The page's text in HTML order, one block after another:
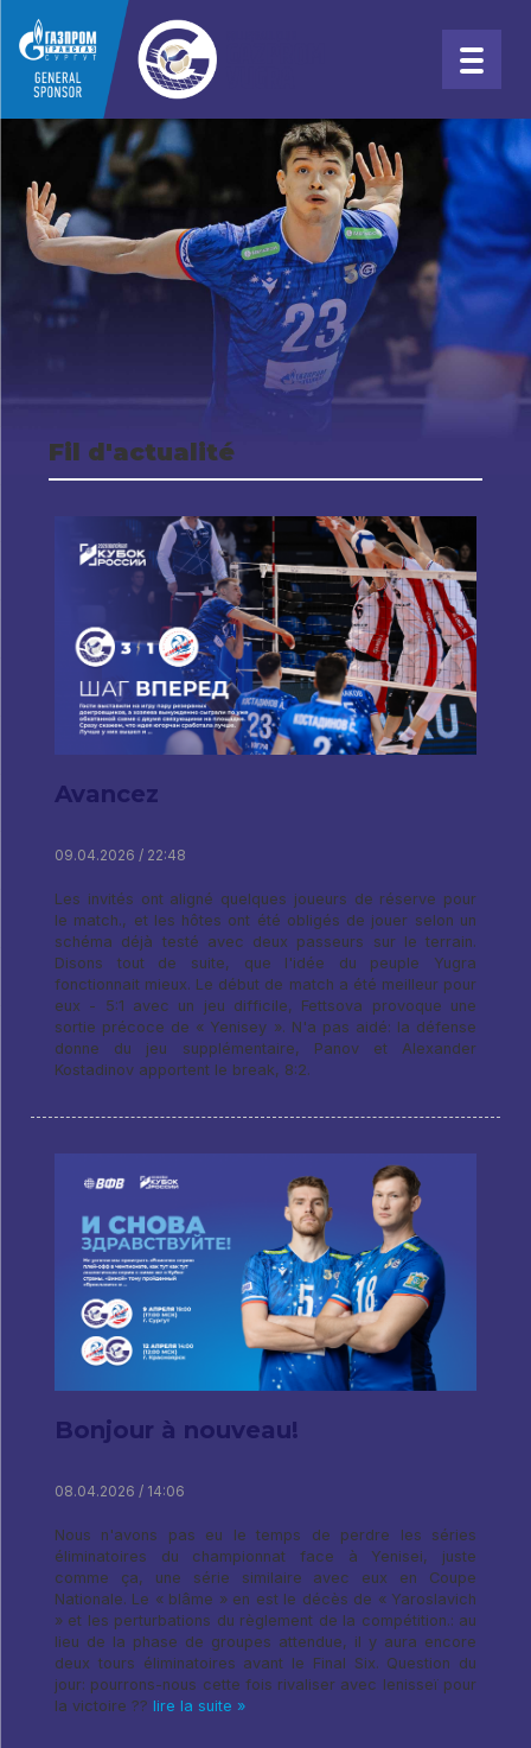
Fil d'actualité
Avancez
09.04.2026 / 22:48
Les invités ont aligné quelques joueurs de réserve pour
le match., et les hôtes ont été obligés de jouer selon un
schéma déjà testé avec deux passeurs sur le terrain.
Disons tout de suite, que l'idée du peuple Yugra
fonctionnait mieux. Le début de match a été meilleur pour
eux - 5:1 avec un jeu difficile, Fettsova provoque une
sortie précoce de « Yenisey ». N'a pas aidé: la défense
donne du jeu supplémentaire, Panov et Alexander
Kostadinov apportent le break, 8:2.
Bonjour à nouveau!
08.04.2026 / 14:06
Nous n'avons pas eu le temps de perdre les séries
éliminatoires du championnat face à Yenisei, juste
comme ça, une série similaire avec eux en Coupe
Nationale. Le « blâme » en est le décès de « Yaroslavich
» et les perturbations du règlement de la compétition.: au
lieu de la phase de groupes attendue, il y aura encore
deux tours éliminatoires avant le Final Six. Question du
jour: pourrons-nous cette fois rivaliser avec Ienisseï pour
la victoire ?? lire la suite »